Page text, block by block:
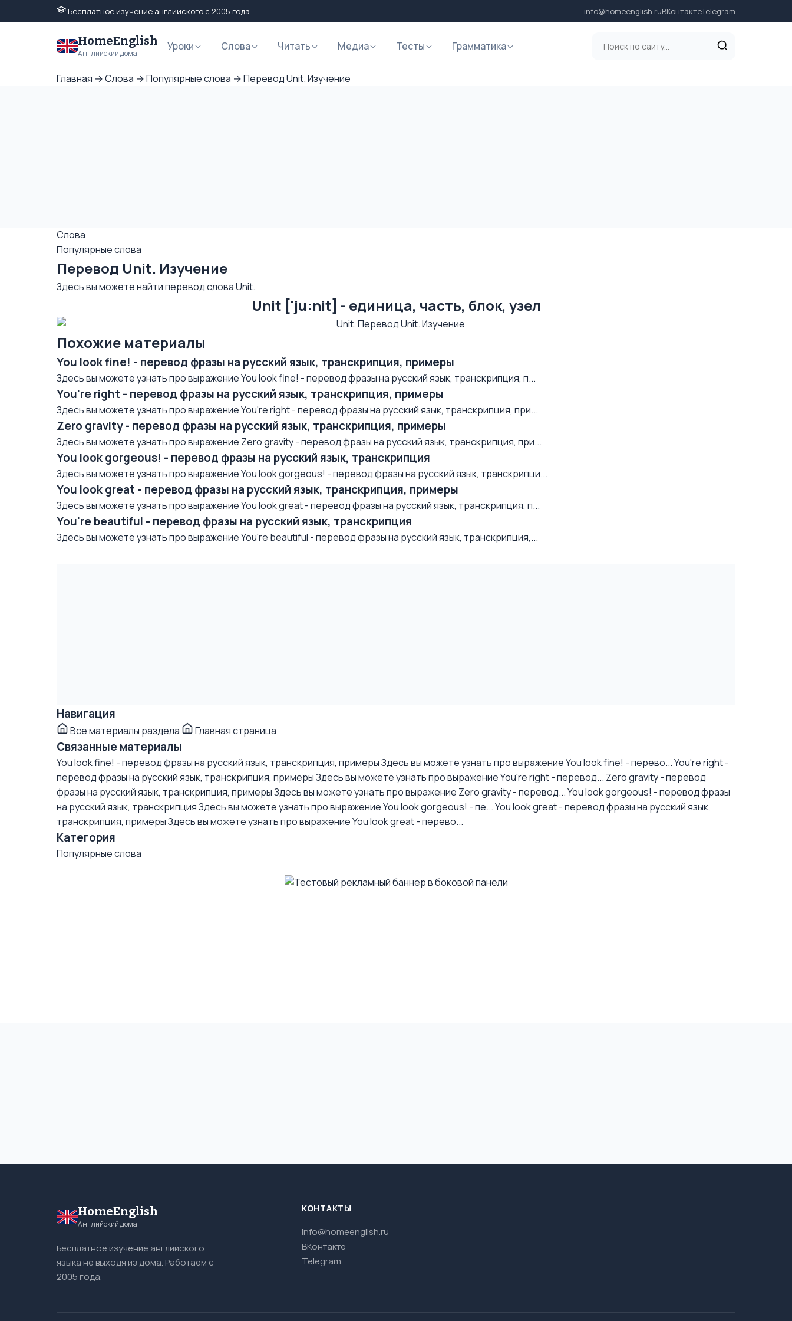
Бесплатное изучение английского с 2005 года info@homeenglish.ruВКонтактеTelegram
HomeEnglish
Английский дома
Уроки Слова Читать Медиа Тесты Грамматика
Главная →Слова →Популярные слова →Перевод Unit. Изучение
Слова
Популярные слова
Перевод Unit. Изучение
Здесь вы можете найти перевод слова Unit.
Unit ['ju:nit] - единица, часть, блок, узел
Похожие материалы
You look fine! - перевод фразы на русский язык, транскрипция, примеры
Здесь вы можете узнать про выражение You look fine! - перевод фразы на русский язык, транскрипция, п...
You're right - перевод фразы на русский язык, транскрипция, примеры
Здесь вы можете узнать про выражение You're right - перевод фразы на русский язык, транскрипция, при...
Zero gravity - перевод фразы на русский язык, транскрипция, примеры
Здесь вы можете узнать про выражение Zero gravity - перевод фразы на русский язык, транскрипция, при...
You look gorgeous! - перевод фразы на русский язык, транскрипция
Здесь вы можете узнать про выражение You look gorgeous! - перевод фразы на русский язык, транскрипци...
You look great - перевод фразы на русский язык, транскрипция, примеры
Здесь вы можете узнать про выражение You look great - перевод фразы на русский язык, транскрипция, п...
You're beautiful - перевод фразы на русский язык, транскрипция
Здесь вы можете узнать про выражение You're beautiful - перевод фразы на русский язык, транскрипция,...
Навигация
Все материалы раздела Главная страница
Связанные материалы
You look fine! - перевод фразы на русский язык, транскрипция, примерыЗдесь вы можете узнать про выражение You look fine! - перево...You're right -
перевод фразы на русский язык, транскрипция, примерыЗдесь вы можете узнать про выражение You're right - перевод... Zero gravity - перевод
фразы на русский язык, транскрипция, примерыЗдесь вы можете узнать про выражение Zero gravity - перевод...You look gorgeous! - перевод фразы
на русский язык, транскрипцияЗдесь вы можете узнать про выражение You look gorgeous! - пе...You look great - перевод фразы на русский язык,
транскрипция, примерыЗдесь вы можете узнать про выражение You look great - перево...
Категория
Популярные слова
HomeEnglish
Английский дома
Бесплатное изучение английского
языка не выходя из дома. Работаем с
2005 года.
КОНТАКТЫ
info@homeenglish.ru
ВКонтакте
Telegram